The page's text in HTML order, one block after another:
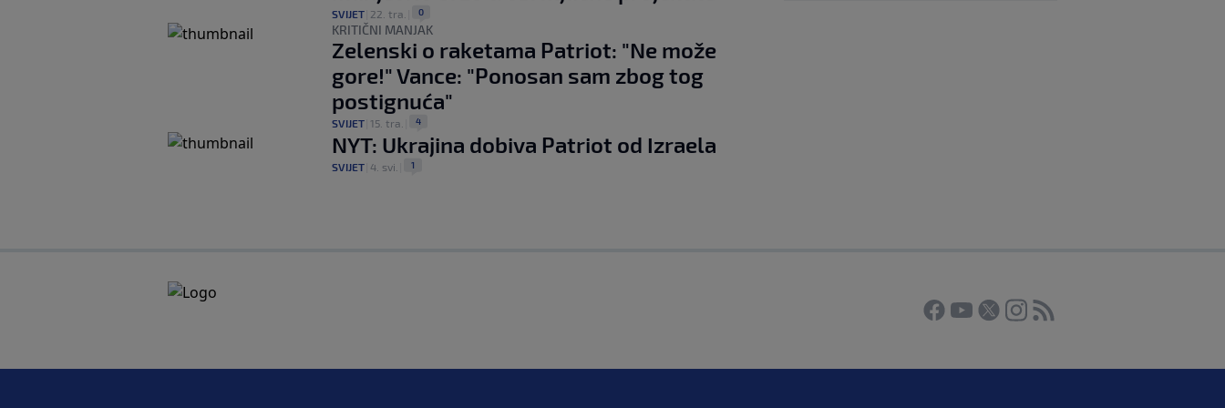
SVIJET 22. tra. 0
KRITIČNI MANJAK
Zelenski o raketama Patriot: "Ne može
gore!" Vance: "Ponosan sam zbog tog
postignuća"
SVIJET 15. tra. 4
NYT: Ukrajina dobiva Patriot od Izraela
SVIJET 4. svi. 1